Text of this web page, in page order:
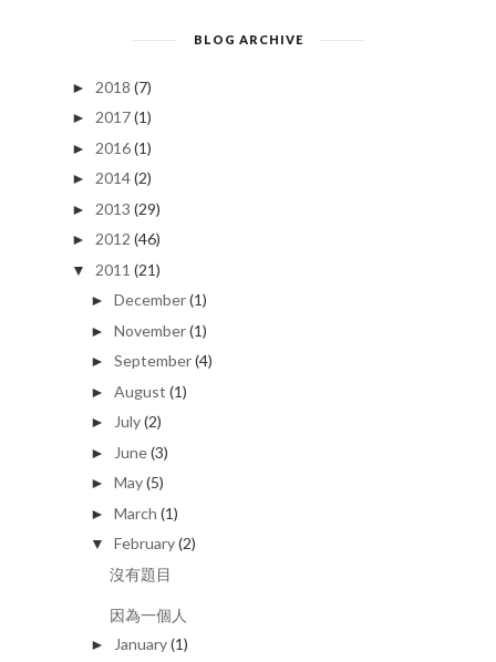
BLOG ARCHIVE
► 2018 (7)
► 2017(1)
► 2016(1)
► 2014(2)
► 2013 (29)
► 2012 (46)
▼ 2011 (21)
► December(1)
► November(1)
► September(4)
► August (1)
► July(2)
► June(3)
► May(5)
► March (1)
▼ February(2)
沒有題目
因為一個人
► January(1)